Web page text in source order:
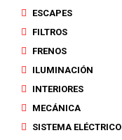
ESCAPES
FILTROS
FRENOS
ILUMINACIÓN
INTERIORES
MECÁNICA
SISTEMA ELÉCTRICO